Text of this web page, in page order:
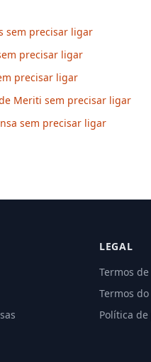
sem precisar ligar
precisar ligar
precisar ligar
de Meriti sem precisar ligar
sem precisar ligar
LEGAL
Termos
Termos
Política